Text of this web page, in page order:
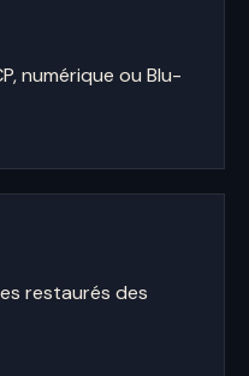
numérique ou Blu-
restaurés des